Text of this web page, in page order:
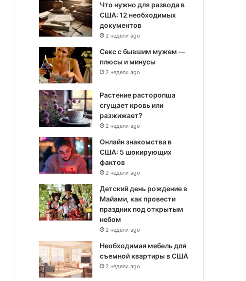
Что нужно для развода в
США: 12 необходимых
документов
2 недели ago
Секс с бывшим мужем —
плюсы и минусы
2 недели ago
Растение расторопша
сгущает кровь или
разжижает?
2 недели ago
Онлайн знакомства в
США: 5 шокирующих
фактов
2 недели ago
Детский день рождение в
Майами, как провести
праздник под открытым
небом
2 недели ago
Необходимая мебель для
съемной квартиры в США
2 недели ago